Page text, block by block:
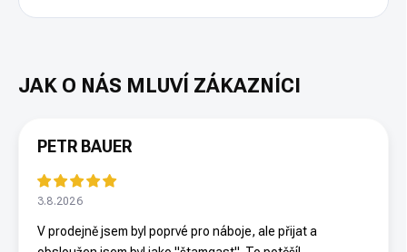
PETR BAUER
3.8.2026
V prodejně jsem byl poprvé pro náboje, ale přijat a